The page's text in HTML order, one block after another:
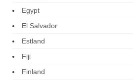
Egypt
El Salvador
Estland
Fiji
Finland